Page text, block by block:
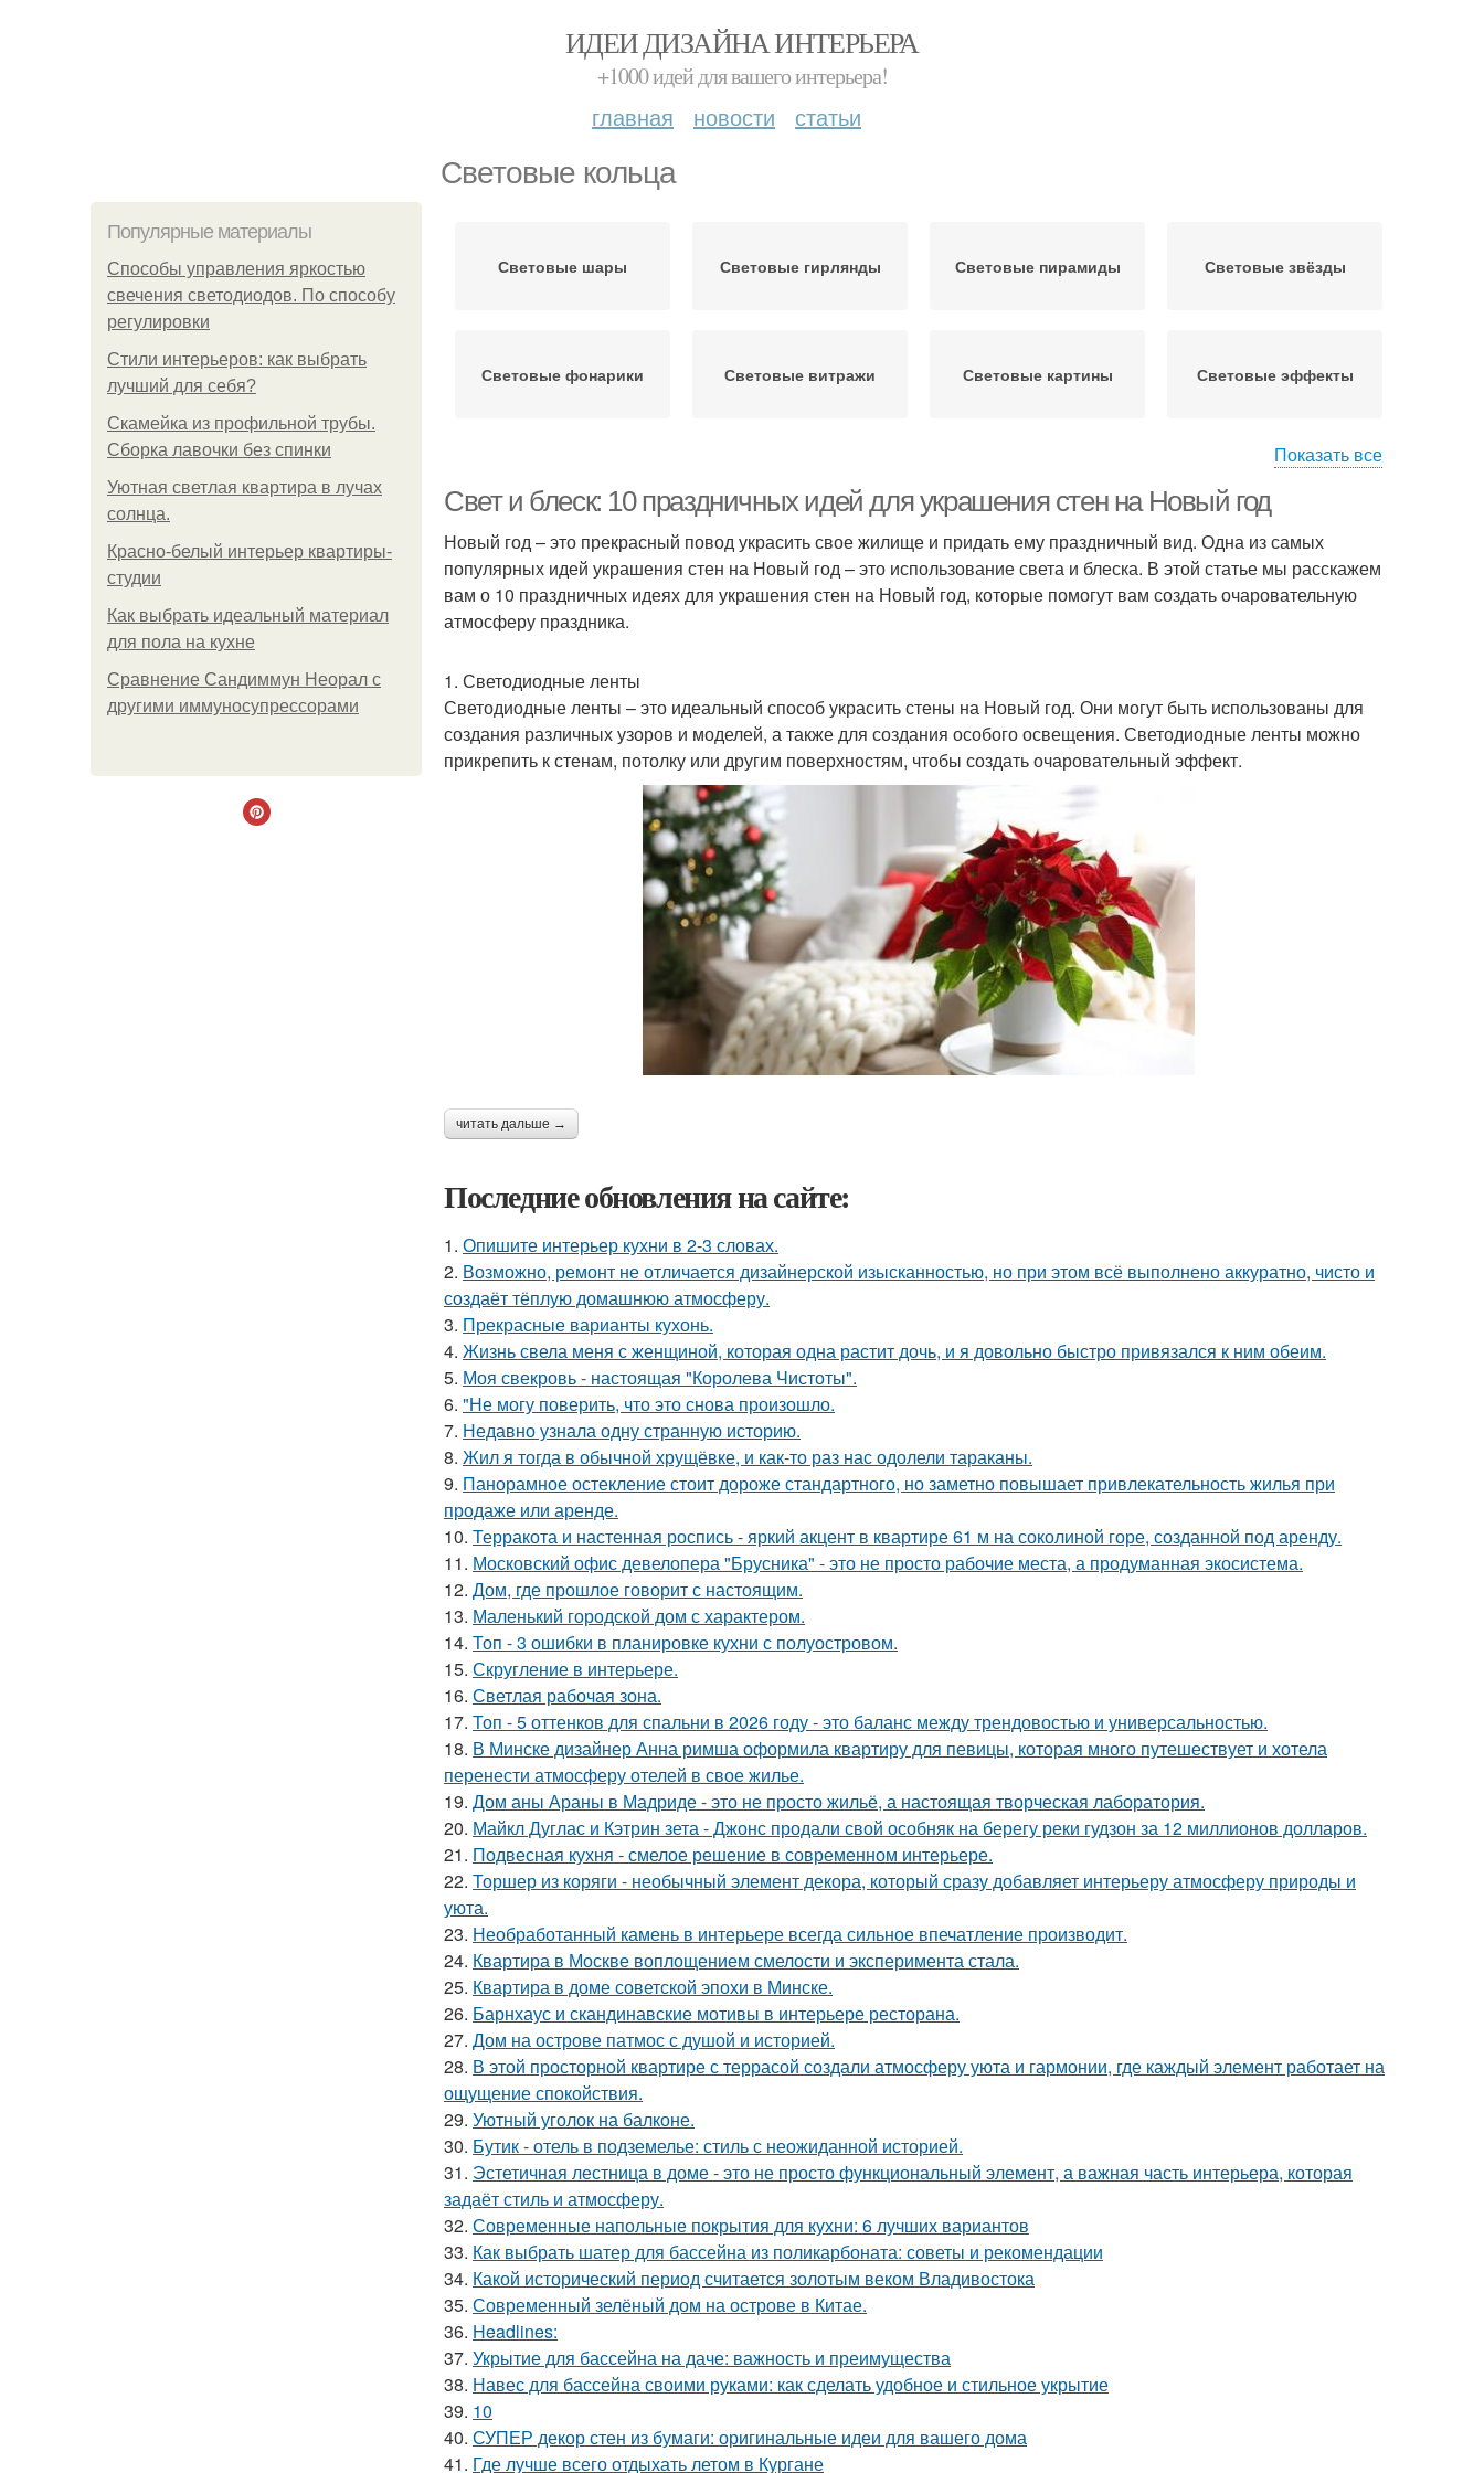
ИДЕИ ДИЗАЙНА ИНТЕРЬЕРА
+1000 идей для вашего интерьера!
главная новости статьи
Световые кольца
Популярные материалы
Способы управления яркостью
свечения светодиодов. По способу
регулировки
Стили интерьеров: как выбрать
лучший для себя?
Скамейка из профильной трубы.
Сборка лавочки без спинки
Уютная светлая квартира в лучах
солнца.
Красно-белый интерьер квартиры-
студии
Как выбрать идеальный материал
для пола на кухне
Сравнение Сандиммун Неорал с
другими иммуносупрессорами
Световые шары Световые гирлянды Световые пирамиды Световые звёзды
Световые фонарики Световые витражи Световые картины Световые эффекты
Показать все
Свет и блеск: 10 праздничных идей для украшения стен на Новый год
Новый год – это прекрасный повод украсить свое жилище и придать ему праздничный вид. Одна из самых
популярных идей украшения стен на Новый год – это использование света и блеска. В этой статье мы расскажем
вам о 10 праздничных идеях для украшения стен на Новый год, которые помогут вам создать очаровательную
атмосферу праздника.
1. Светодиодные ленты
Светодиодные ленты – это идеальный способ украсить стены на Новый год. Они могут быть использованы для
создания различных узоров и моделей, а также для создания особого освещения. Светодиодные ленты можно
прикрепить к стенам, потолку или другим поверхностям, чтобы создать очаровательный эффект.
читать дальше →
Последние обновления на сайте:
1. Опишите интерьер кухни в 2-3 словах.
2. Возможно, ремонт не отличается дизайнерской изысканностью, но при этом всё выполнено аккуратно, чисто и
создаёт тёплую домашнюю атмосферу.
3. Прекрасные варианты кухонь.
4. Жизнь свела меня с женщиной, которая одна растит дочь, и я довольно быстро привязался к ним обеим.
5. Моя свекровь - настоящая "Королева Чистоты".
6. "Не могу поверить, что это снова произошло.
7. Недавно узнала одну странную историю.
8. Жил я тогда в обычной хрущёвке, и как-то раз нас одолели тараканы.
9. Панорамное остекление стоит дороже стандартного, но заметно повышает привлекательность жилья при
продаже или аренде.
10. Терракота и настенная роспись - яркий акцент в квартире 61 м на соколиной горе, созданной под аренду.
11. Московский офис девелопера "Брусника" - это не просто рабочие места, а продуманная экосистема.
12. Дом, где прошлое говорит с настоящим.
13. Маленький городской дом с характером.
14. Топ - 3 ошибки в планировке кухни с полуостровом.
15. Скругление в интерьере.
16. Светлая рабочая зона.
17. Топ - 5 оттенков для спальни в 2026 году - это баланс между трендовостью и универсальностью.
18. В Минске дизайнер Анна римша оформила квартиру для певицы, которая много путешествует и хотела
перенести атмосферу отелей в свое жилье.
19. Дом аны Араны в Мадриде - это не просто жильё, а настоящая творческая лаборатория.
20. Майкл Дуглас и Кэтрин зета - Джонс продали свой особняк на берегу реки гудзон за 12 миллионов долларов.
21. Подвесная кухня - смелое решение в современном интерьере.
22. Торшер из коряги - необычный элемент декора, который сразу добавляет интерьеру атмосферу природы и
уюта.
23. Необработанный камень в интерьере всегда сильное впечатление производит.
24. Квартира в Москве воплощением смелости и эксперимента стала.
25. Квартира в доме советской эпохи в Минске.
26. Барнхаус и скандинавские мотивы в интерьере ресторана.
27. Дом на острове патмос с душой и историей.
28. В этой просторной квартире с террасой создали атмосферу уюта и гармонии, где каждый элемент работает на
ощущение спокойствия.
29. Уютный уголок на балконе.
30. Бутик - отель в подземелье: стиль с неожиданной историей.
31. Эстетичная лестница в доме - это не просто функциональный элемент, а важная часть интерьера, которая
задаёт стиль и атмосферу.
32. Современные напольные покрытия для кухни: 6 лучших вариантов
33. Как выбрать шатер для бассейна из поликарбоната: советы и рекомендации
34. Какой исторический период считается золотым веком Владивостока
35. Современный зелёный дом на острове в Китае.
36. Headlines:
37. Укрытие для бассейна на даче: важность и преимущества
38. Навес для бассейна своими руками: как сделать удобное и стильное укрытие
39. 10
40. СУПЕР декор стен из бумаги: оригинальные идеи для вашего дома
41. Где лучше всего отдыхать летом в Кургане